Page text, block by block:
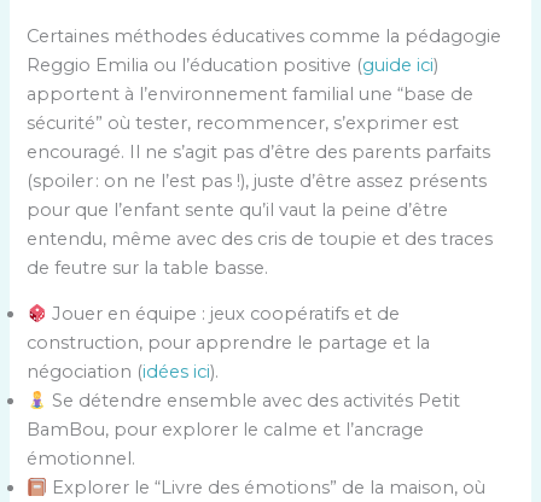
Certaines méthodes éducatives comme la pédagogie
Reggio Emilia ou l’éducation positive (guide ici)
apportent à l’environnement familial une “base de
sécurité” où tester, recommencer, s’exprimer est
encouragé. Il ne s’agit pas d’être des parents parfaits
(spoiler : on ne l’est pas !), juste d’être assez présents
pour que l’enfant sente qu’il vaut la peine d’être
entendu, même avec des cris de toupie et des traces
de feutre sur la table basse.
Jouer en équipe : jeux coopératifs et de
construction, pour apprendre le partage et la
négociation (idées ici).
Se détendre ensemble avec des activités Petit
BamBou, pour explorer le calme et l’ancrage
émotionnel.
Explorer le “Livre des émotions” de la maison, où